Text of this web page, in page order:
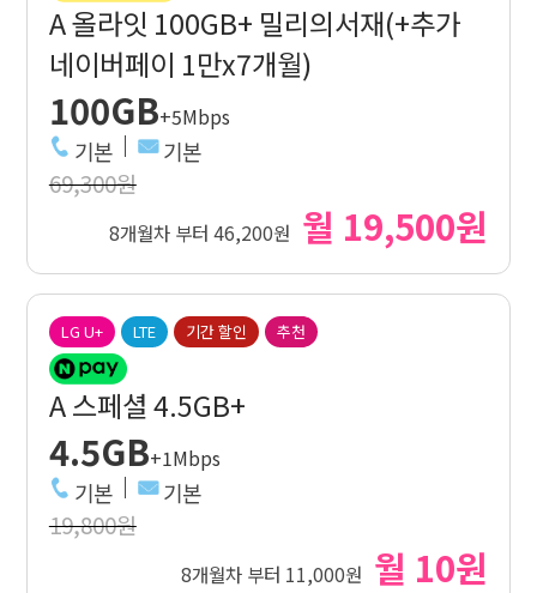
A 올라잇 100GB+ 밀리의서재(+추가
네이버페이 1만x7개월)
100GB+5Mbps
기본 기본
69,300원
8개월차 부터 46,200원 월 19,500원
LG U+ LTE 기간 할인 추천
A 스페셜 4.5GB+
4.5GB+1Mbps
기본 기본
19,800원
8개월차 부터 11,000원 월 10원